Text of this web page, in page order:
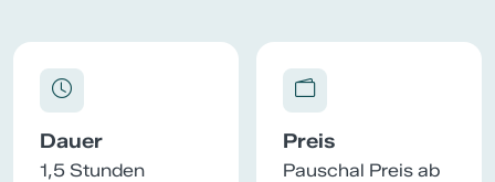
Dauer
1,5 Stunden
Preis
Pauschal Preis ab